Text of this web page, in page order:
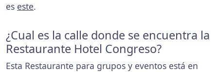
es este.
¿Cual es la calle donde se encuentra la
Restaurante Hotel Congreso?
Esta Restaurante para grupos y eventos está en